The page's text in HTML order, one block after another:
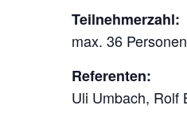
Teilnehmerzahl:
max. 36 Personen
Referenten:
Uli Umbach, Rolf